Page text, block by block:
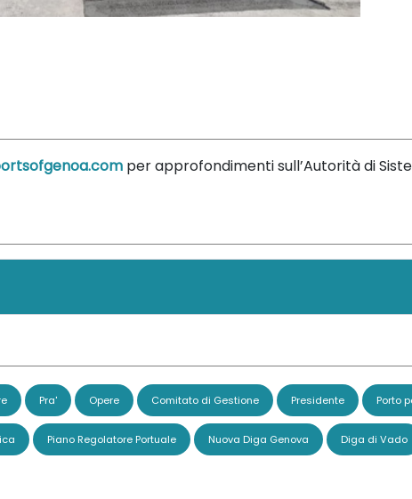
per approfondimenti sull’Autorità di
Pra' Opere Comitato di Gestione Presidente Porto
Piano Regolatore Portuale Nuova Diga Genova Diga di Vado